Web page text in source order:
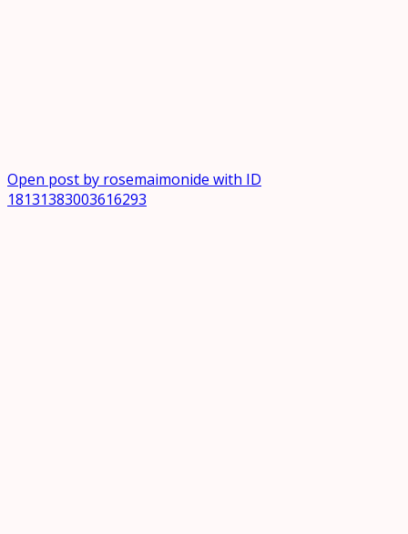
Open post by rosemaimonide with ID
18131383003616293